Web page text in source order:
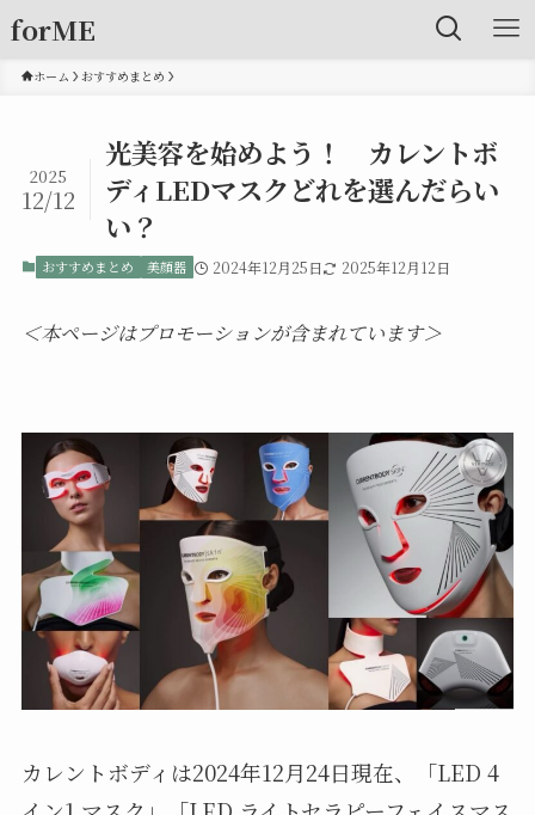
forME
ホーム おすすめまとめ
光美容を始めよう！ カレントボ
ディLEDマスクどれを選んだらい
い？
2025
12/12
おすすめまとめ 美顔器 2024年12月25日 2025年12月12日
＜本ページはプロモーションが含まれています＞
カレントボディは2024年12月24日現在、「LED 4